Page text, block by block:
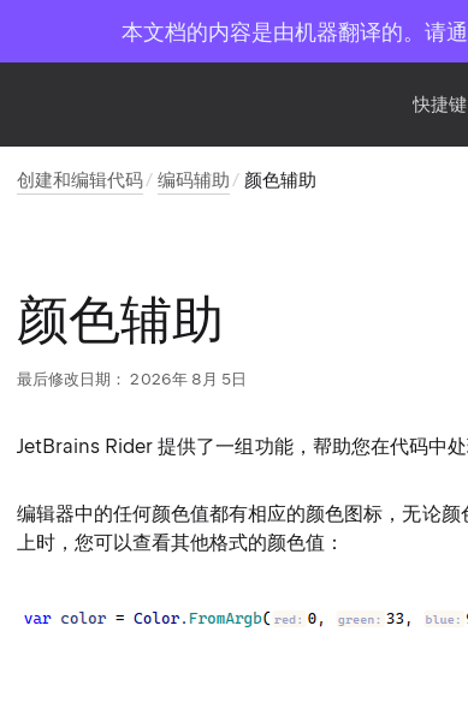
本文档的内容是由机器翻译的。请
快捷
创建和编辑代码 编码辅助 颜色辅助
颜色辅助
最后修改日期： 2026年 8月 5日
JetBrains Rider 提供了一组功能，帮助您在代码中处
编辑器中的任何颜色值都有相应的颜色图标，无论
上时，您可以查看其他格式的颜色值：